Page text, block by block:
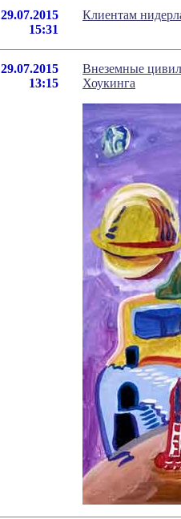
29.07.2015
15:31
Клиентам
29.07.2015
13:15
Внеземные
Хоукинга